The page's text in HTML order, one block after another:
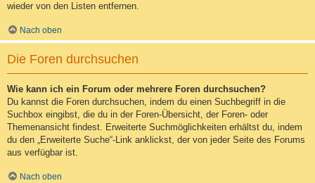
wieder von den Listen entfernen.
Nach oben
Die Foren durchsuchen
Wie kann ich ein Forum oder mehrere Foren durchsuchen?
Du kannst die Foren durchsuchen, indem du einen Suchbegriff in die
Suchbox eingibst, die du in der Foren-Übersicht, der Foren- oder
Themenansicht findest. Erweiterte Suchmöglichkeiten erhältst du, indem
du den „Erweiterte Suche“-Link anklickst, der von jeder Seite des Forums
aus verfügbar ist.
Nach oben